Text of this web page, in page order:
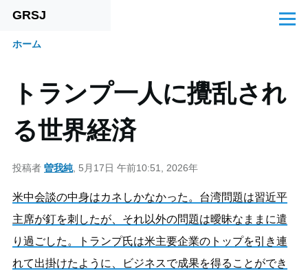
メインコンテンツに移動
GRSJ
メ
ン
く
ず
ホーム
トランプ一人に攪乱され
る世界経済
投稿者 曽我純, 5月17日 午前10:51, 2026年
米中会談の中身はカネしかなかった。台湾問題は習近平
主席が釘を刺したが、それ以外の問題は曖昧なままに遣
り過ごした。トランプ氏は米主要企業のトップを引き連
れて出掛けたように、ビジネスで成果を得ることができ